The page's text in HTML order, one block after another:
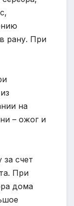
рану. При
на
– ожог и
счет
При
дома